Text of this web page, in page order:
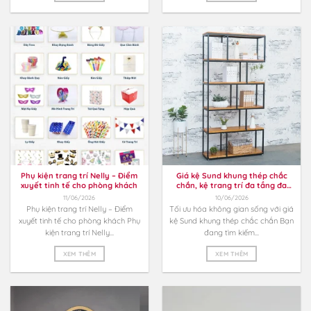
Phụ kiện trang trí Nelly – Điểm
xuyết tinh tế cho phòng khách
11/06/2026
Phụ kiện trang trí Nelly – Điểm
xuyết tinh tế cho phòng khách Phụ
kiện trang trí Nelly...
XEM THÊM
Giá kệ Sund khung thép chắc
chắn, kệ trang trí đa tầng đa
năng
10/06/2026
Tối ưu hóa không gian sống với giá
kệ Sund khung thép chắc chắn Bạn
đang tìm kiếm...
XEM THÊM